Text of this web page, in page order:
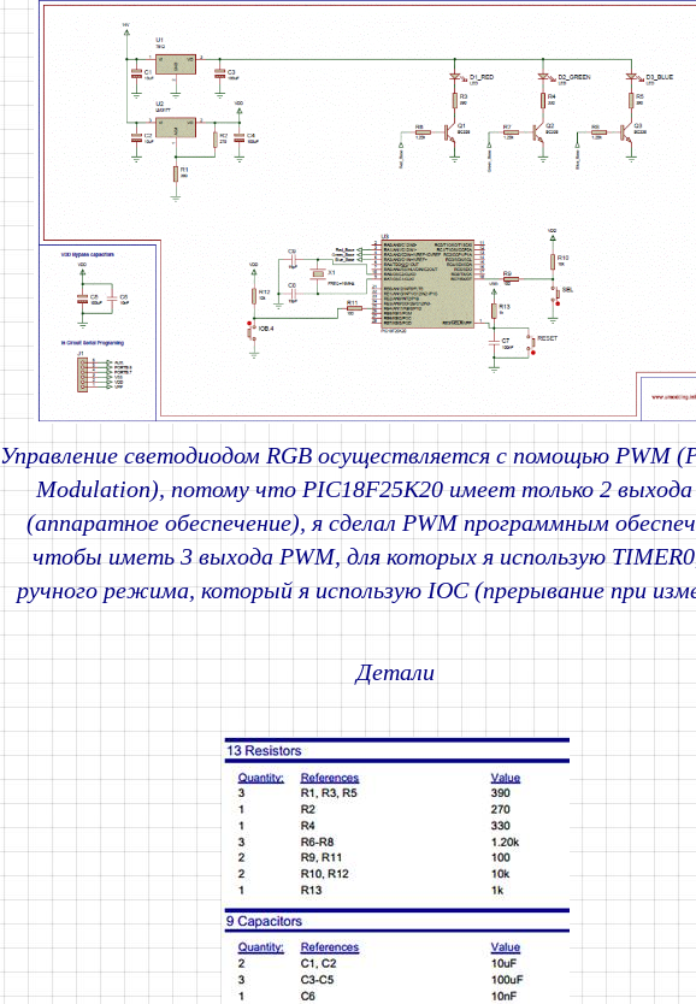
Управление светодиодом RGB осуществляется с помощью PWM
Modulation), потому что PIC18F25K20 имеет только 2
(аппаратное обеспечение), я сделал PWM программным
чтобы иметь 3 выхода PWM, для которых я использую
ручного режима, который я использую IOC (прерывание при
Детали